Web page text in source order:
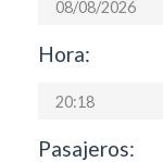
Hora:
Pasajeros: